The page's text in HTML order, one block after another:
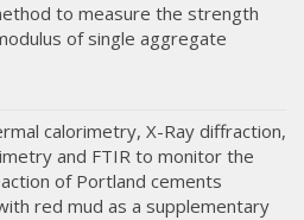
to measure the strength
of single aggregate
calorimetry, X-Ray diffraction,
and FTIR to monitor the
of Portland cements
red mud as a supplementary